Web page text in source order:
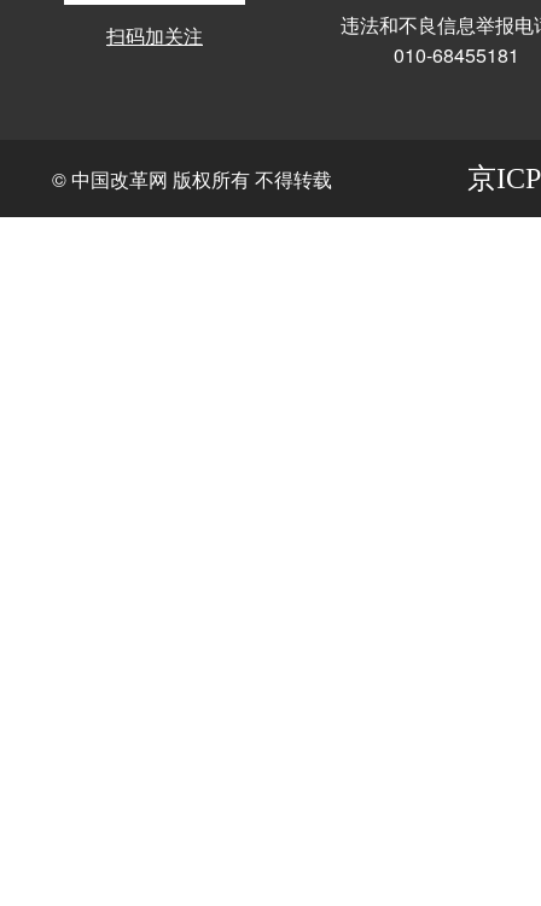
扫码加关注
违法和不良信息举报电
010-68455181
© 中国改革网 版权所有 不得转载 京